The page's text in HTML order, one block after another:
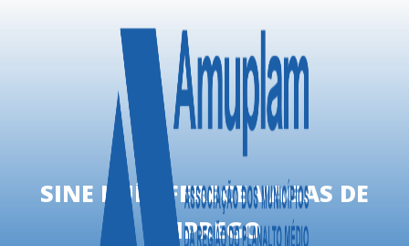
SINE IJUÍ OFERECE VAGAS DE
EMPREGO